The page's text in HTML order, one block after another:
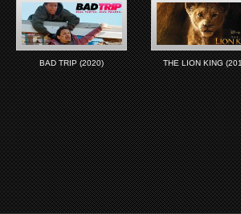
BAD TRIP (2020) THE LION KING